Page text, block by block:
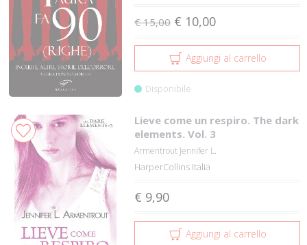
€ 15,00 € 10,00
Aggiungi al carrello
Disponibile
Lieve come un respiro. The dark
elements. Vol. 3
Armentrout Jennifer L.
HarperCollins Italia
€ 9,90
Aggiungi al carrello